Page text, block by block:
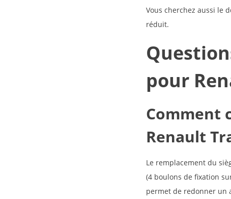
Vous cherchez aussi le
réduit.
pour
Comment
Renault
Le remplacement du
(4 boulons de fixation
permet de redonner un